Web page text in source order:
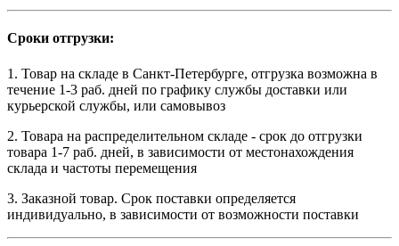
Сроки отгрузки:
1. Товар на складе в Санкт-Петербурге, отгрузка возможна в
течение 1-3 раб. дней по графику службы доставки или
курьерской службы, или самовывоз
2. Товара на распределительном складе - срок до отгрузки
товара 1-7 раб. дней, в зависимости от местонахождения
склада и частоты перемещения
3. Заказной товар. Срок поставки определяется
индивидуально, в зависимости от возможности поставки